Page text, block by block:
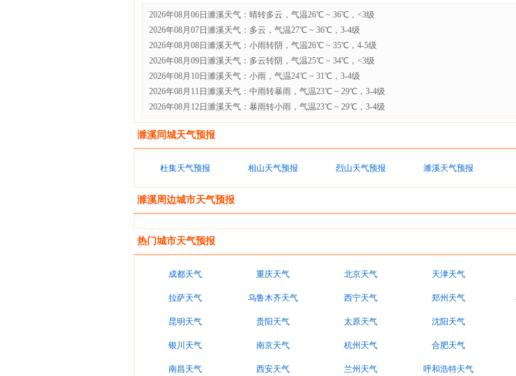
2026年08月06日濉溪天气：晴转多云，气温26℃ ~ 36℃，<3级
2026年08月07日濉溪天气：多云，气温27℃ ~ 36℃，3-4级
2026年08月08日濉溪天气：小雨转阴，气温26℃ ~ 35℃，4-5级
2026年08月09日濉溪天气：多云转阴，气温25℃ ~ 34℃，<3级
2026年08月10日濉溪天气：小雨，气温24℃ ~ 31℃，3-4级
2026年08月11日濉溪天气：中雨转暴雨，气温23℃ ~ 29℃，3-4级
2026年08月12日濉溪天气：暴雨转小雨，气温23℃ ~ 29℃，3-4级
濉溪同城天气预报
杜集天气预报 相山天气预报 烈山天气预报 濉溪天气预报
濉溪周边城市天气预报
热门城市天气预报
成都天气 重庆天气 北京天气 天津天气
拉萨天气 乌鲁木齐天气 西宁天气 郑州天气
昆明天气 贵阳天气 太原天气 沈阳天气
银川天气 南京天气 杭州天气 合肥天气
南昌天气 西安天气 兰州天气 呼和浩特天气